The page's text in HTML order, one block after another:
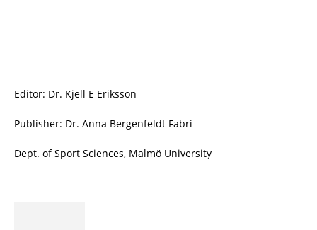
Editor: Dr. Kjell E Eriksson
Publisher: Dr. Anna Bergenfeldt Fabri
Dept. of Sport Sciences, Malmö University